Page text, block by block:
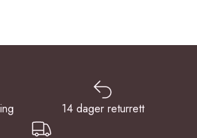
14 dager returrett